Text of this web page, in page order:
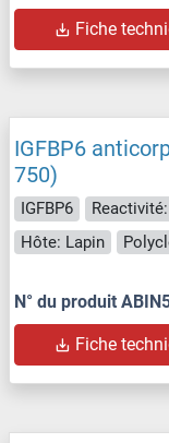
Fiche
IGFBP6
750)
IGFBP6
Hôte: Lapin
N° du produit
Fiche